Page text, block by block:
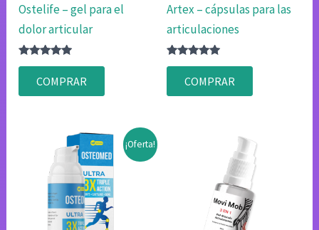
Ostelife – gel para el
dolor articular
Valorado
4.75
de 5
COMPRAR
Artex – cápsulas para las
articulaciones
Valorado
4.80
de 5
COMPRAR
¡Oferta!